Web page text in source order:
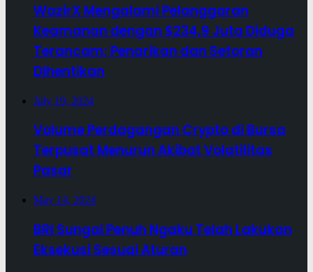
WazirX Mengalami Pelanggaran
Keamanan dengan $234,9 Juta Diduga
Terancam; Penarikan dan Setoran
Dihentikan
July 19, 2024
Volume Perdagangan Crypto di Bursa
Terpusat Menurun Akibat Volatilitas
Pasar
May 14, 2024
BRI Sungai Penuh Ngaku Telah Lakukan
Eksekusi Sesuai Aturan